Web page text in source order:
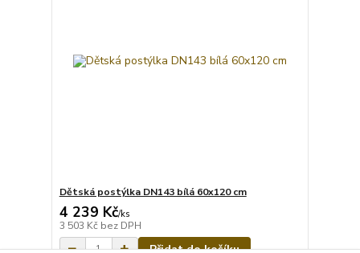
Dětská postýlka DN143 bílá 60x120 cm
4 239 Kč/ks
3 503 Kč bez DPH
Přidat do košíku